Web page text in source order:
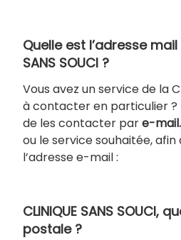
Quelle est l’adresse mail
SANS SOUCI ?
Vous avez un service de la
à contacter en particulier ?
de les contacter pare-mail.
ou le service souhaitée, afin
l’adresse e-mail :
CLINIQUE SANS SOUCI,
postale ?